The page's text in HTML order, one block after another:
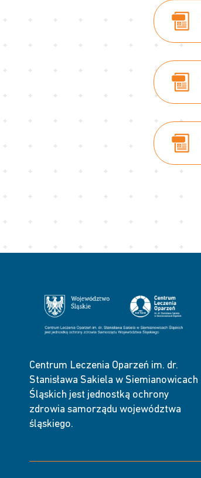
Centrum Leczenia Oparzeń im. dr.
Stanisława Sakiela w Siemianowicach
Śląskich jest jednostką ochrony
zdrowia samorządu województwa
śląskiego.